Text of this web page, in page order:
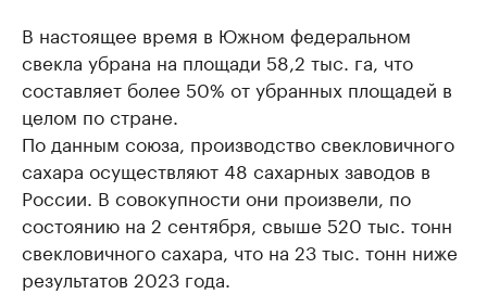
В настоящее время в Южном федеральном
свекла убрана на площади 58,2 тыс. га, что
составляет более 50% от убранных площадей в
целом по стране.
По данным союза, производство свекловичного
сахара осуществляют 48 сахарных заводов в
России. В совокупности они произвели, по
состоянию на 2 сентября, свыше 520 тыс. тонн
свекловичного сахара, что на 23 тыс. тонн ниже
результатов 2023 года.